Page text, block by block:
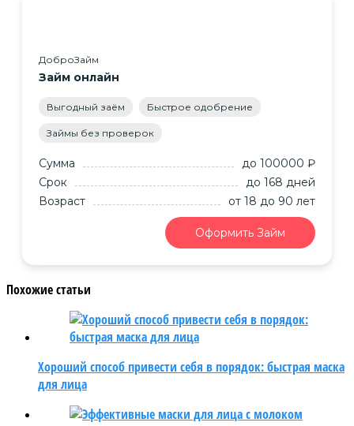
ДоброЗайм
Займ онлайн
Выгодный заём Быстрое одобрение
Займы без проверок
Сумма
до 100000 ₽
Срок
до 168 дней
Возраст
от 18 до 90 лет
Оформить Займ
Похожие статьи
Хороший способ привести себя в порядок: быстрая маска
для лица